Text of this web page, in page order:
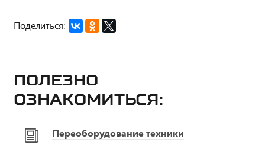
Поделиться:
Полезно
ознакомиться:
Переоборудование техники